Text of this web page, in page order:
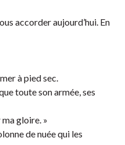
accorder aujourd’hui. En
à pied sec.
toute son armée, ses
gloire. »
de nuée qui les